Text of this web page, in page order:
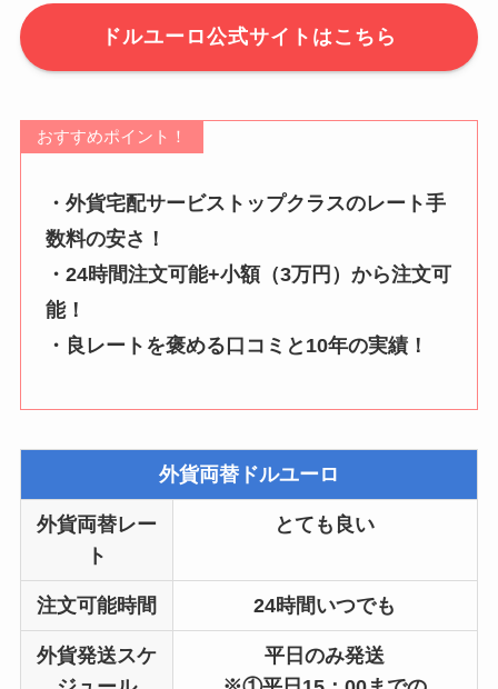
ドルユーロ公式サイトはこちら
おすすめポイント！
・外貨宅配サービストップクラスのレート手
数料の安さ！
・24時間注文可能+小額（3万円）から注文可
能！
・良レートを褒める口コミと10年の実績！
外貨両替ドルユーロ
外貨両替レー
ト
とても良い
注文可能時間 24時間いつでも
外貨発送スケ
平日のみ発送